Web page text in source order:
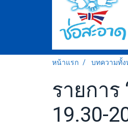
หน้าแรก บทความทั้ง
รายการ
19.30-